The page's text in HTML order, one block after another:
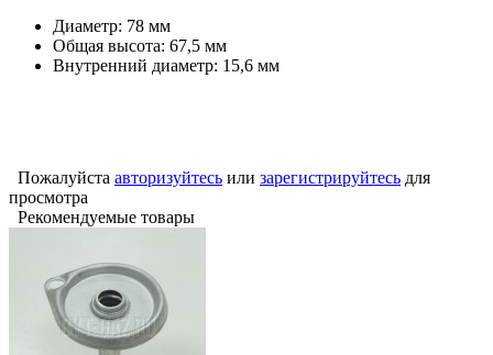
Диаметр: 78 мм
Общая высота: 67,5 мм
Внутренний диаметр: 15,6 мм
Пожалуйста авторизуйтесь или зарегистрируйтесь для
просмотра
Рекомендуемые товары